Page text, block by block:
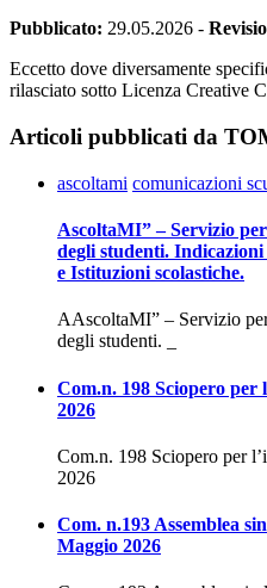
Pubblicato: 29.05.2026 -
Eccetto dove diversamente
rilasciato sotto Licenza Creative
Articoli pubblicati da
ascoltami comunicazioni
AscoltaMI” – Servizio per
degli studenti.
e Istituzioni scolastiche.
AAscoltaMI” – Servizio
degli studenti. _
Com.n. 198 Sciopero per
2026
Com.n. 198 Sciopero per
2026
Com. n.193 Assemblea
Maggio 2026